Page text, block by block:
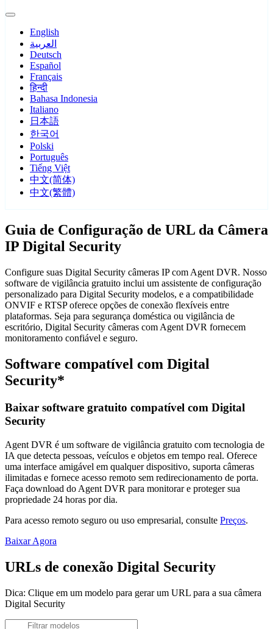
English
العربية
Deutsch
Español
Français
हिन्दी
Bahasa Indonesia
Italiano
日本語
한국어
Polski
Português
Tiếng Việt
中文(简体)
中文(繁體)
Guia de Configuração de URL da Câmera
IP Digital Security
Configure suas Digital Security câmeras IP com Agent DVR. Nosso
software de vigilância gratuito inclui um assistente de configuração
personalizado para Digital Security modelos, e a compatibilidade
ONVIF e RTSP oferece opções de conexão flexíveis entre
plataformas. Seja para segurança doméstica ou vigilância de
escritório, Digital Security câmeras com Agent DVR fornecem
monitoramento confiável e seguro.
Software compatível com Digital
Security*
Baixar software gratuito compatível com Digital
Security
Agent DVR é um software de vigilância gratuito com tecnologia de
IA que detecta pessoas, veículos e objetos em tempo real. Oferece
uma interface amigável em qualquer dispositivo, suporta câmeras
ilimitadas e fornece acesso remoto sem redirecionamento de porta.
Faça download do Agent DVR para monitorar e proteger sua
propriedade 24 horas por dia.
Para acesso remoto seguro ou uso empresarial, consulte Preços.
Baixar Agora
URLs de conexão Digital Security
Dica: Clique em um modelo para gerar um URL para a sua câmera
Digital Security